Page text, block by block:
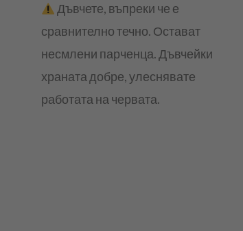
Дъвчете, въпреки че е
сравнително течно. Остават
несмлени парченца. Дъвчейки
храната добре, улеснявате
работата на червата.